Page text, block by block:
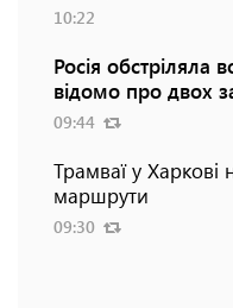
10:22
Росія обстріляла
відомо про двох
09:44
Трамваї у Харкові
маршрути
09:30